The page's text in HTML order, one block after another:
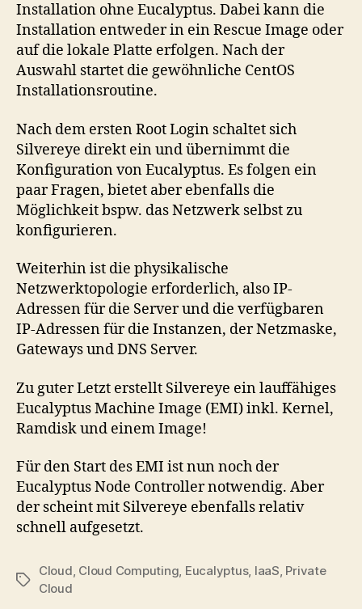
Installation ohne Eucalyptus. Dabei kann die
Installation entweder in ein Rescue Image oder
auf die lokale Platte erfolgen. Nach der
Auswahl startet die gewöhnliche CentOS
Installationsroutine.
Nach dem ersten Root Login schaltet sich
Silvereye direkt ein und übernimmt die
Konfiguration von Eucalyptus. Es folgen ein
paar Fragen, bietet aber ebenfalls die
Möglichkeit bspw. das Netzwerk selbst zu
konfigurieren.
Weiterhin ist die physikalische
Netzwerktopologie erforderlich, also IP-
Adressen für die Server und die verfügbaren
IP-Adressen für die Instanzen, der Netzmaske,
Gateways und DNS Server.
Zu guter Letzt erstellt Silvereye ein lauffähiges
Eucalyptus Machine Image (EMI) inkl. Kernel,
Ramdisk und einem Image!
Für den Start des EMI ist nun noch der
Eucalyptus Node Controller notwendig. Aber
der scheint mit Silvereye ebenfalls relativ
schnell aufgesetzt.
Tags
Cloud, Cloud Computing, Eucalyptus, IaaS, Private
Cloud